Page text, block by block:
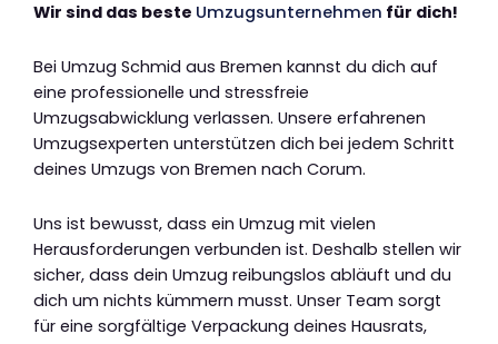
Wir sind das beste Umzugsunternehmen für dich!
Bei Umzug Schmid aus Bremen kannst du dich auf
eine professionelle und stressfreie
Umzugsabwicklung verlassen. Unsere erfahrenen
Umzugsexperten unterstützen dich bei jedem Schritt
deines Umzugs von Bremen nach Corum.
Uns ist bewusst, dass ein Umzug mit vielen
Herausforderungen verbunden ist. Deshalb stellen wir
sicher, dass dein Umzug reibungslos abläuft und du
dich um nichts kümmern musst. Unser Team sorgt
für eine sorgfältige Verpackung deines Hausrats,